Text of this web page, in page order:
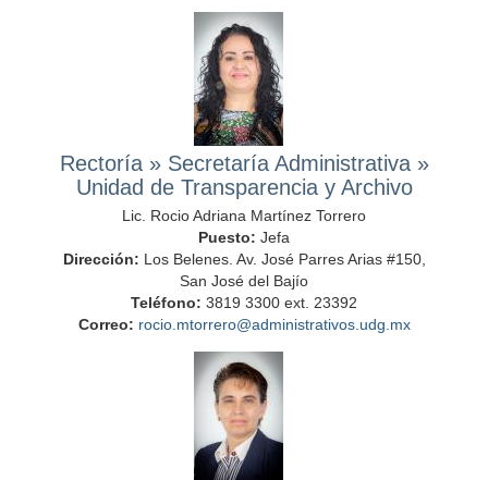
Rectoría» Secretaría Administrativa»
Unidad de Transparencia y Archivo
Lic. Rocio Adriana Martínez Torrero
Puesto: Jefa
Dirección: Los Belenes. Av. José Parres Arias #150,
San José del Bajío
Teléfono: 3819 3300 ext. 23392
Correo: rocio.mtorrero@administrativos.udg.mx